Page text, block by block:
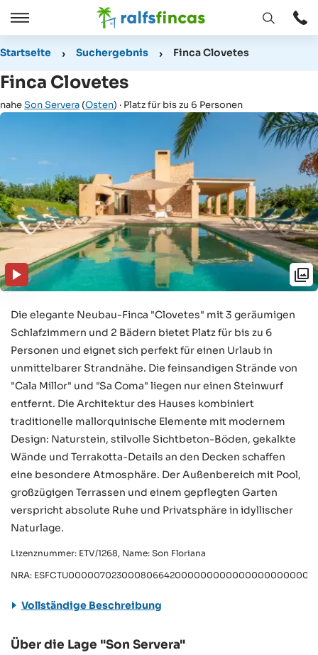
Öffnen
Schließen
Fenster
Startseite Suchergebnis Finca Clovetes
Finca Clovetes
naheSon Servera (Osten) · Platz für bis zu 6 Personen
Die elegante Neubau-Finca "Clovetes" mit 3 geräumigen
Schlafzimmern und 2 Bädern bietet Platz für bis zu 6
Personen und eignet sich perfekt für einen Urlaub in
unmittelbarer Strandnähe. Die feinsandigen Strände von
"Cala Millor" und "Sa Coma" liegen nur einen Steinwurf
entfernt. Die Architektur des Hauses kombiniert
traditionelle mallorquinische Elemente mit modernem
Design: Naturstein, stilvolle Sichtbeton-Böden, gekalkte
Wände und Terrakotta-Details an den Decken schaffen
eine besondere Atmosphäre. Der Außenbereich mit Pool,
großzügigen Terrassen und einem gepflegten Garten
verspricht absolute Ruhe und Privatsphäre in idyllischer
Naturlage.
Lizenznummer: ETV/1268, Name: Son Floriana
NRA:
Vollständige Beschreibung
Über die Lage "Son Servera"